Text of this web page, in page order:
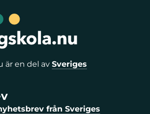
är en del av Sveriges
från Sveriges